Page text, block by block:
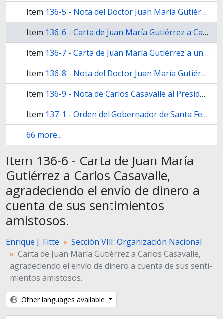
Item 136-5 - Nota del Doctor Juan María Gutiérrez a Carlos Casavalle
Item 136-6 - Carta de Juan María Gutiérrez a Carlos Casavalle, agradeciendo el envío de dinero a cuenta de sus senti­mientos amistosos.
Item 136-7 - Carta de Juan María Gutiérrez a un amigo, comentando los últimos sucesos políticos
Item 136-8 - Nota del Doctor Juan María Gutiérrez a Carlos Casavalle
Item 136-9 - Nota de Carlos Casavalle al Presidente de la Sociedad Protectora del Museo Antropológico y Arqueo­lógico de Buenos Aires, Doctor Juan María Gutiérrez,
Item 137-1 - Orden del Gobernador de Santa Fe, Juan Pablo López, al Comandante de la División Auxiliar, Coronel Antonio Ramírez
66 more...
Item 136-6 - Carta de Juan María
Gutiérrez a Carlos Casavalle,
agradeciendo el envío de dinero a
cuenta de sus senti­mientos
amistosos.
Enrique J. Fitte
Sección VIII: Organización Nacional
Carta de Juan María Gutiérrez a Carlos Casavalle,
agradeciendo el envío de dinero a cuenta de sus senti­
mientos amistosos.
Other languages available